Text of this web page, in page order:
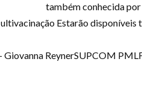
também conhecida
Estarão disponíveis
Giovanna ReynerSUPCOM